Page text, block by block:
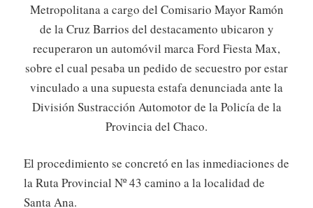
Metropolitana a cargo del Comisario Mayor Ramón
de la Cruz Barrios del destacamento ubicaron y
recuperaron un automóvil marca Ford Fiesta Max,
sobre el cual pesaba un pedido de secuestro por estar
vinculado a una supuesta estafa denunciada ante la
División Sustracción Automotor de la Policía de la
Provincia del Chaco.
El procedimiento se concretó en las inmediaciones de
la Ruta Provincial Nº 43 camino a la localidad de
Santa Ana.